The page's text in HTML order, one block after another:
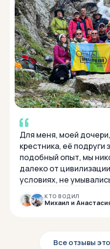
Для меня, моей
крестника, её подруги
подобный опыт, мы
далеко от
условиях, не
кровати,...
КТО ВОДИЛ
Михаил и
Все отзывы